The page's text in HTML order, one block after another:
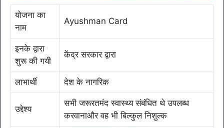
योजना का
नाम
Ayushman Card
इनके द्वारा
शुरू की गयी
केंद्र सरकार द्वारा
लाभार्थी देश के नागरिक
उद्देश्य
सभी जरूरतमंद स्वास्थ्य संबंधित थे उपलब्ध
करवानाऔर वह भी बिल्कुल निशुल्क